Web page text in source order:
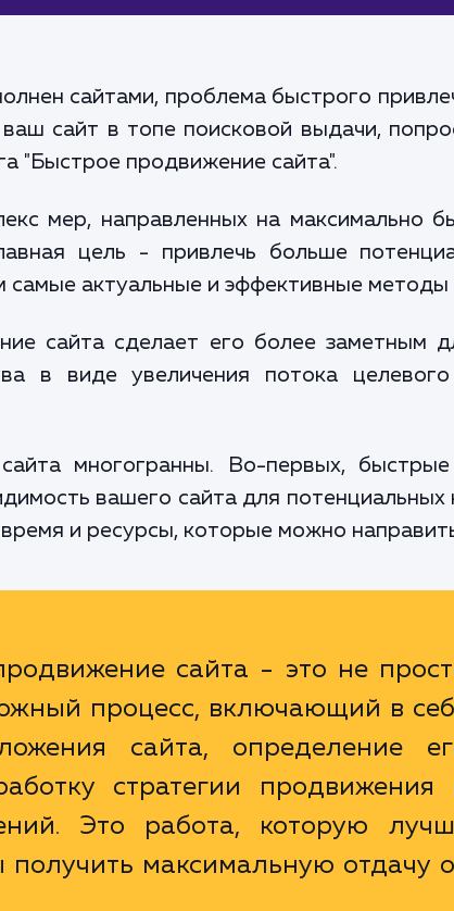
сайтами, проблема быстрого
сайт в топе поисковой выдачи,
"Быстрое продвижение сайта".
мер, направленных на максимально
цель - привлечь больше
самые актуальные и эффективные методы
сайта сделает его более заметным
в виде увеличения потока
многогранны. Во-первых,
вашего сайта для
и ресурсы, которые можно
сайта - это не
процесс, включающий в
сайта, определение
стратегии продвижения
Это работа, которую
максимальную отдачу